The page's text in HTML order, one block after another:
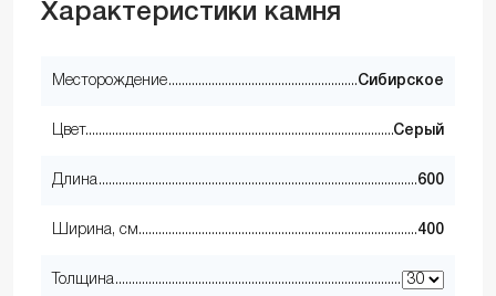
Характеристики камня
Месторождение Сибирское
Цвет Серый
Длина 600
Ширина, см 400
Толщина